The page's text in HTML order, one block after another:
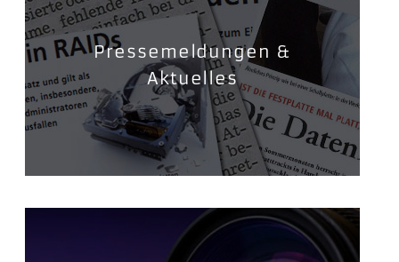
Pressemeldungen &
Aktuelles